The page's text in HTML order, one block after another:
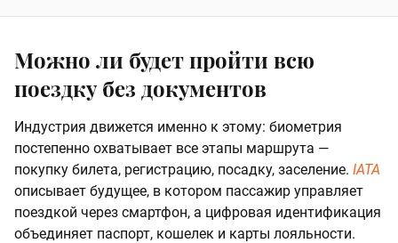
Можно ли будет пройти всю
поездку без документов
Индустрия движется именно к этому: биометрия
постепенно охватывает все этапы маршрута —
покупку билета, регистрацию, посадку, заселение. IATA
описывает будущее, в котором пассажир управляет
поездкой через смартфон, а цифровая идентификация
объединяет паспорт, кошелек и карты лояльности.